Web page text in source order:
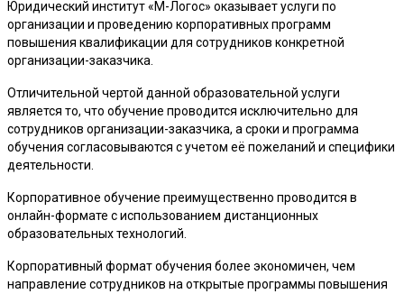
Юридический институт «М-Логос» оказывает услуги по
организации и проведению корпоративных программ
повышения квалификации для сотрудников конкретной
организации-заказчика.
Отличительной чертой данной образовательной услуги
является то, что обучение проводится исключительно для
сотрудников организации-заказчика, а сроки и программа
обучения согласовываются с учетом её пожеланий и специфики
деятельности.
Корпоративное обучение преимущественно проводится в
онлайн-формате с использованием дистанционных
образовательных технологий.
Корпоративный формат обучения более экономичен, чем
направление сотрудников на открытые программы повышения